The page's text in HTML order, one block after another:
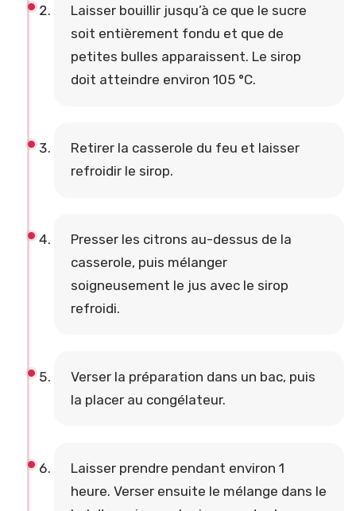
Laisser bouillir jusqu’à ce que le sucre
soit entièrement fondu et que de
petites bulles apparaissent. Le sirop
doit atteindre environ 105 °C.
Retirer la casserole du feu et laisser
refroidir le sirop.
Presser les citrons au-dessus de la
casserole, puis mélanger
soigneusement le jus avec le sirop
refroidi.
Verser la préparation dans un bac, puis
la placer au congélateur.
Laisser prendre pendant environ 1
heure. Verser ensuite le mélange dans le